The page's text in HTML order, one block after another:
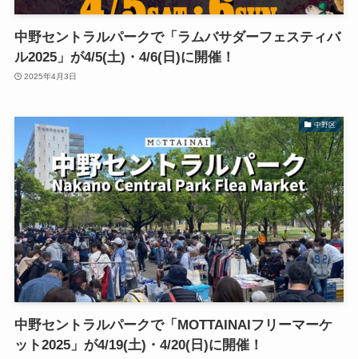
中野セントラルパークで「ラムバサダーフェスティバ
ル2025」が4/5(土)・4/6(日)に開催！
2025年4月3日
中野区
中野セントラルパークで「MOTTAINAIフリーマーケ
ット2025」が4/19(土)・4/20(日)に開催！